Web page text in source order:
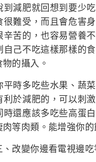
肥就回想到要少吃
很難受，而且會危害
辛苦的，也容易營養
自己不吃這樣那樣的
的攝入。
多吃些水果、蔬菜
於減肥的，可以刺
時還應該多吃些高蛋
等肉類。能增強你
改變你邊看電視邊